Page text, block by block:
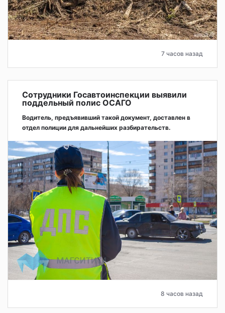
7 часов назад
Сотрудники Госавтоинспекции выявили
поддельный полис ОСАГО
Водитель, предъявивший такой документ, доставлен в
отдел полиции для дальнейших разбирательств.
8 часов назад